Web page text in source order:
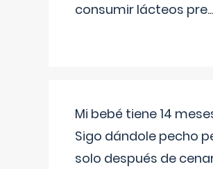
consumir lácteos pre...
Mi bebé tiene 14
Sigo dándole pecho
solo después de